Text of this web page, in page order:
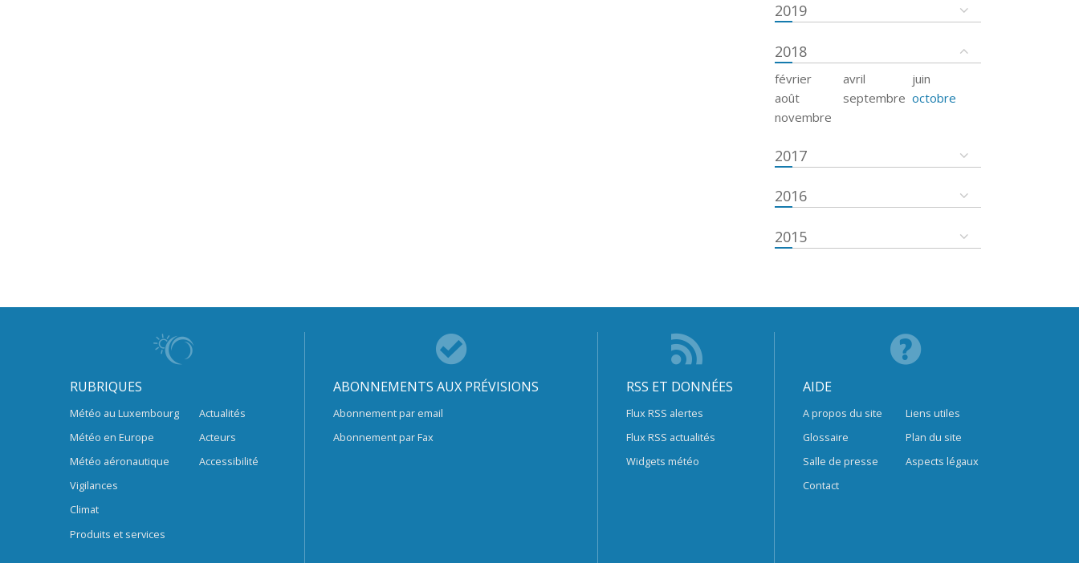
2019
2018
février avril
juin
août
septembre octobre
novembre
2017
2016
2015
RUBRIQUES
Météo au Luxembourg
Météo en Europe
Météo aéronautique
Vigilances
Climat
Produits et services
Actualités
Acteurs
Accessibilité
ABONNEMENTS AUX PRÉVISIONS
Abonnement par email
Abonnement par Fax
RSS ET DONNÉES
Flux RSS alertes
Flux RSS actualités
Widgets météo
AIDE
A propos du site
Glossaire
Salle de presse
Contact
Liens utiles
Plan du site
Aspects légaux